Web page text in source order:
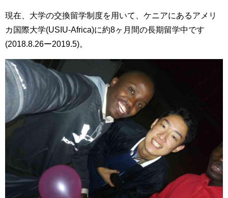
現在、大学の交換留学制度を用いて、ケニアにあるアメリ
カ国際大学(USIU-Africa)に約8ヶ月間の長期留学中です
(2018.8.26ー2019.5)。